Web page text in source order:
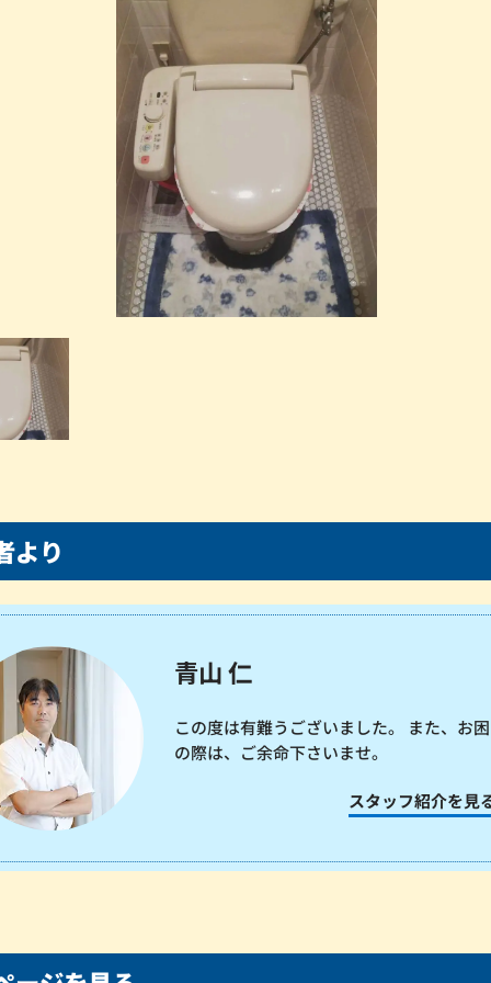
より
青山 仁
この度は有難うございました。 また、お
の際は、ご余命下さいませ。
スタッフ紹介を見